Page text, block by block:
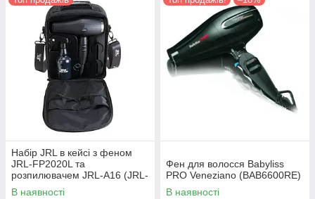
Набір JRL в кейсі з феном
JRL-FP2020L та
розпилювачем JRL-A16 (JRL-
BA2)
В наявності
Фен для волосся Babyliss
PRO Veneziano (BAB6600RE)
В наявності